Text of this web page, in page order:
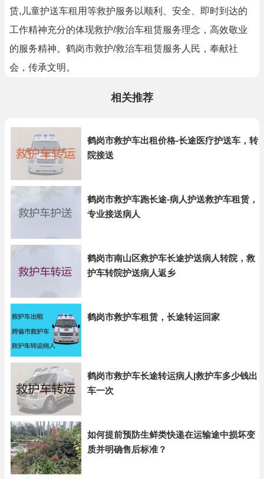
赁,儿童护送车租用等救护服务以顺利、安全、即时到达的
工作精神充分的体现救护/救治车租赁服务理念，高效敬业
的服务精神。鹤岗市救护/救治车租赁服务人民，奉献社
会，传承文明。
相关推荐
鹤岗市救护车出租价格-长途医疗护送车，转
院接送
鹤岗市救护车跑长途-病人护送救护车租赁，
专业接送病人
鹤岗市南山区救护车长途护送病人转院，救
护车转院护送病人返乡
鹤岗市救护车租赁，长途转运回家
鹤岗市救护车长途转运病人|救护车多少钱出
车一次
如何提前预防生鲜类快递在运输途中损坏变
质并明确售后标准？